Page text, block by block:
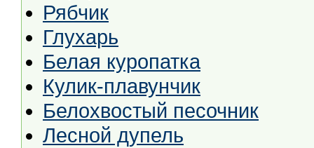
Рябчик
Глухарь
Белая куропатка
Кулик-плавунчик
Белохвостый песочник
Лесной дупель